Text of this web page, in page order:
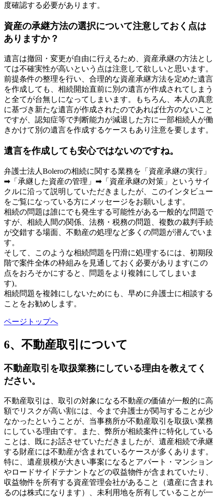
度確認する必要があります。
資産の承継方法の選択について注意しておく点は
ありますか？
遺言は撤回・変更が自由に行えるため、資産承継の方法とし
ては不確実性が高いという点は注意して欲しいと思います。
前提条件の整理を行い、合理的な資産承継方法を定めた遺言
を作成しても、相続開始直前に別の遺言が作成されてしまう
と全てが台無しになってしまいます。もちろん、本人の真意
に基づき新たな遺言が作成されたのであれば仕方のないこと
ですが、認知症等で判断能力が減退した方に一部相続人が働
きかけて別の遺言を作成するケースもあり注意を要します。
遺言を作成しても安心ではないのですね。
弁護士法人Boleroの相続に関する業務を「資産承継の実行」
➡「承継した資産の管理」➡「資産承継の対策」というサイ
クルに沿って説明していただきましたが、このインタビュー
をご覧になっている方にメッセージをお願いします。
相続の問題は誰にでも発生する可能性がある一般的な問題で
すが、相続人間の関係、法務・税務の問題、複数の裁判手続
が交錯する場面、不動産の処理など多くの問題が潜んでいま
す。
そして、このような相続問題を円滑に処理するには、初期段
階で案件全体の枠組みを見通しておく必要があります(この
点をおろそかにすると、問題をより複雑にしてしまいま
す)。
相続問題を複雑にしないためにも、早めに弁護士に相談する
ことをお勧めします。
ページトップへ
6、不動産取引について
不動産取引を取扱業務にしている理由を教えてく
ださい。
不動産取引は、取引の対象になる不動産の価値が一般的に高
額でリスクが高い割には、今まで弁護士が関与することが少
なかったということが、当事務所が不動産取引を取扱い業務
にしている理由です。また、弊所が相続案件に特化している
ことは、既にお話させていただきましたが、遺産相続で承継
する財産には不動産が含まれているケースが多くあります。
特に、遺産規模が大きい事案になるとアパート・マンション
やロードサイドテナントなどの収益物件が含まれていたり、
収益物件を所有する資産管理会社があること（遺産に含まれ
るのは株式になります）、未利用地を所有していることが一